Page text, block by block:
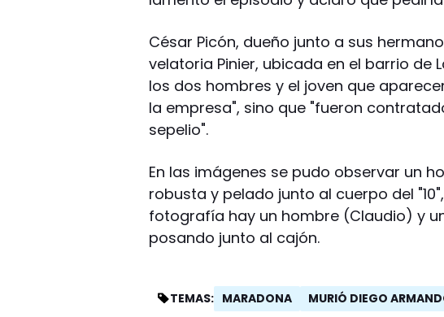
César Picón, dueño junto a sus
velatoria Pinier, ubicada en el barrio de
los dos hombres y el joven que
la empresa", sino que "fueron
sepelio".
En las imágenes se pudo observar un
robusta y pelado junto al cuerpo del
fotografía hay un hombre (Claudio) y
posando junto al cajón.
TEMAS: MARADONA MURIÓ DIEGO